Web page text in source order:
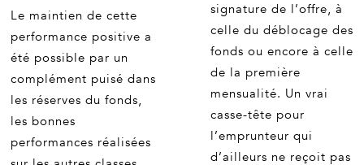
Le maintien de cette
performance positive a
été possible par un
complément puisé dans
les réserves du fonds,
les bonnes
performances réalisées
signature de l’offre, à
celle du déblocage des
fonds ou encore à celle
de la première
mensualité. Un vrai
casse-tête pour
l’emprunteur qui
d’ailleurs ne reçoit pas